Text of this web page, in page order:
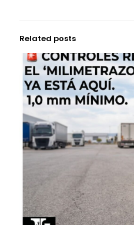
Related posts